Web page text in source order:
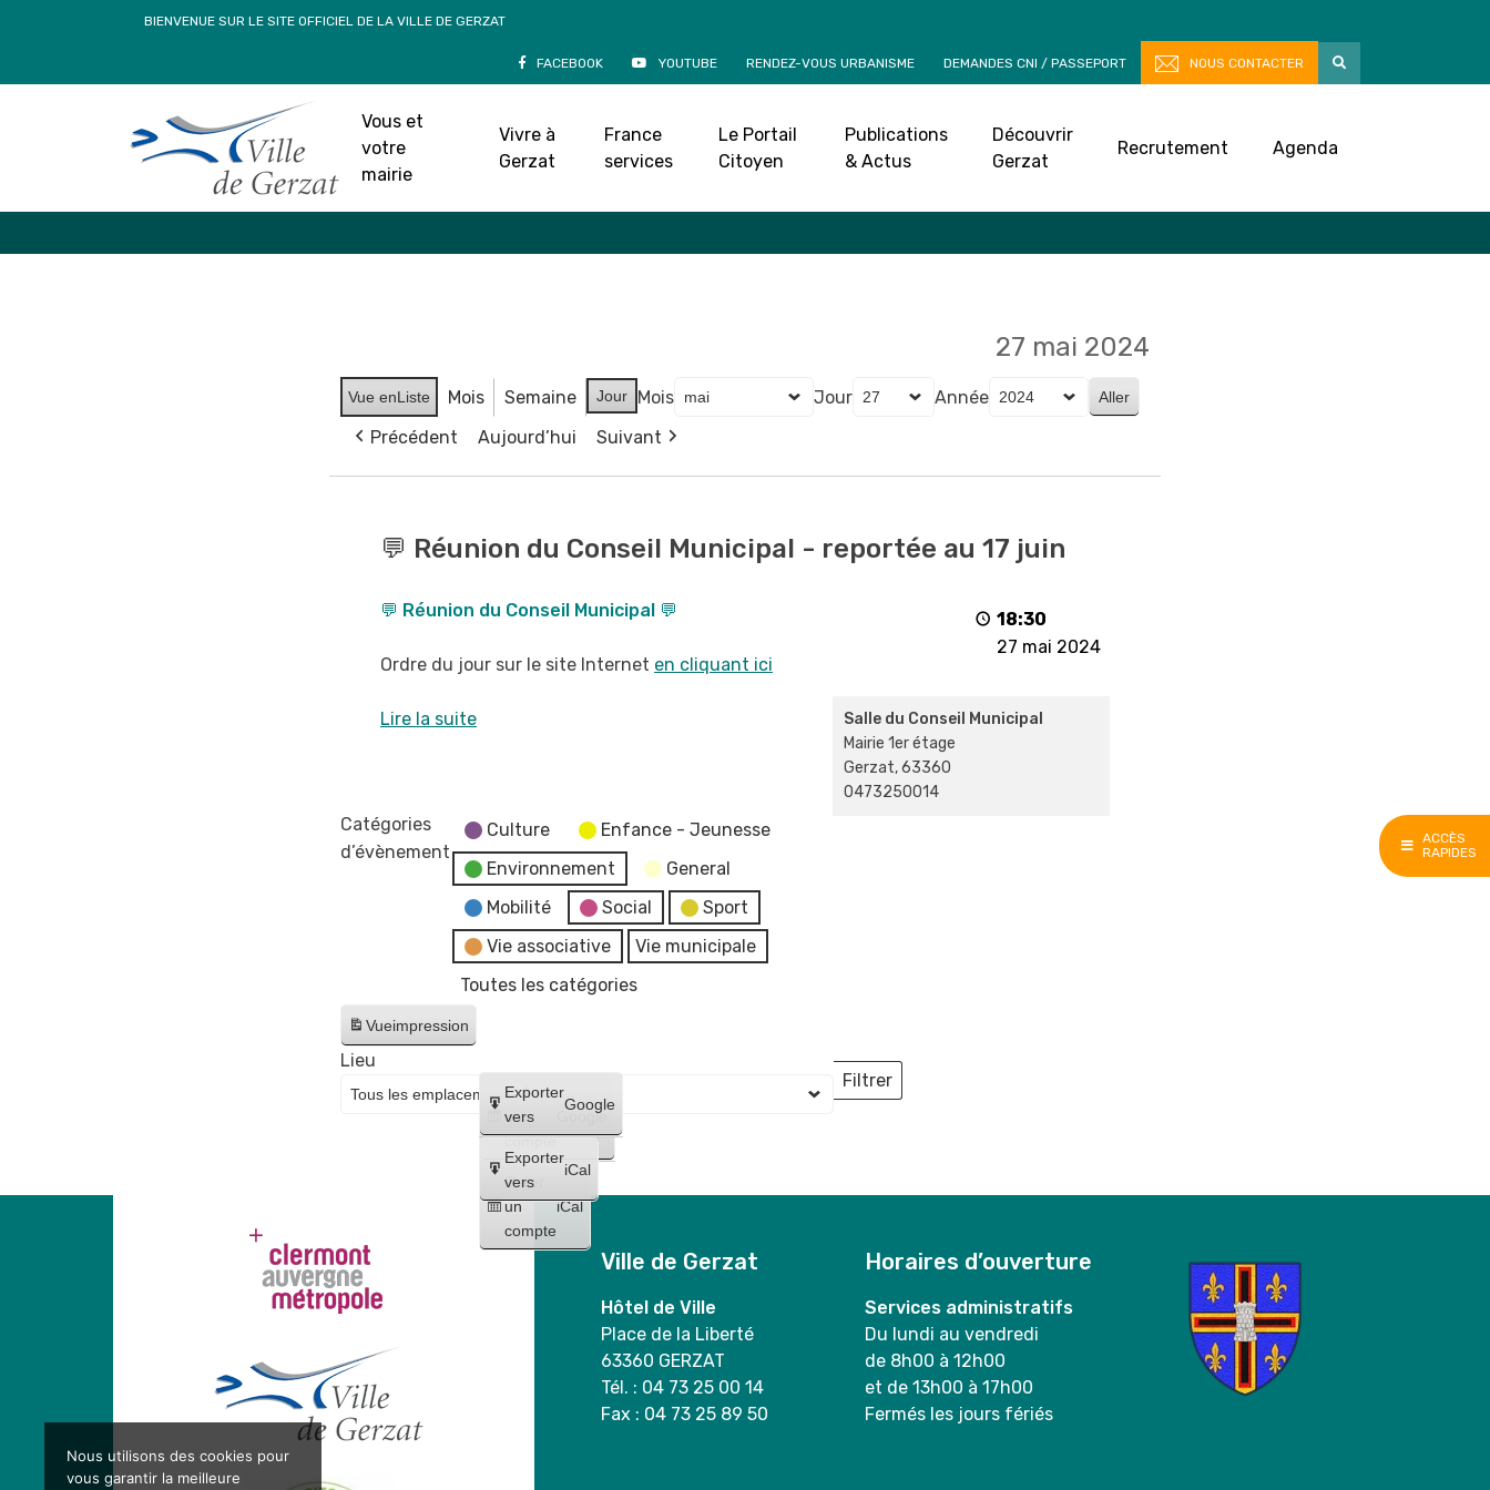
ACCÈS
RAPIDES
BIENVENUE SUR LE SITE OFFICIEL DE LA VILLE DE GERZAT
FACEBOOK YOUTUBE RENDEZ-VOUS URBANISME DEMANDES CNI / PASSEPORT NOUS CONTACTER
Vous et
votre
mairie
Vivre à
Gerzat
France
services
Le Portail
Citoyen
Publications
& Actus
Découvrir
Gerzat
Recrutement Agenda
Accueil»Agenda
27 mai 2024
Vue enListe Mois Semaine Jour Mois Jour
Année
Précédent
Aujourd’hui Suivant
Réunion
Municipal
reportée
💬 Réunion du Conseil Municipal - reportée au 17 juin
18:30
27 mai 2024
💬 Réunion du Conseil Municipal 💬
Ordre du jour sur le site Internet en cliquant ici
Salle du Conseil Municipal
Mairie 1er étage
Gerzat,63360
0473250014
Lire la suite
Catégories
d’évènement
Culture
Enfance - Jeunesse
Environnement
General
Mobilité
Social
Sport
Vie associative
Vie municipale
Toutes les catégories
Vueimpression
Créer
un
compte
Google
Créer
un
compte
iCal
Exporter
vers
Google
Exporter
vers
iCal
Lieu
Filtrer
Lieux
Ville de Gerzat
Hôtel de Ville
Place de la Liberté
63360 GERZAT
Tél. : 04 73 25 00 14
Fax : 04 73 25 89 50
Horaires d’ouverture
Services administratifs
Du lundi au vendredi
de 8h00 à 12h00
et de 13h00 à 17h00
Fermés les jours fériés
Nous utilisons des cookies pour
vous garantir la meilleure